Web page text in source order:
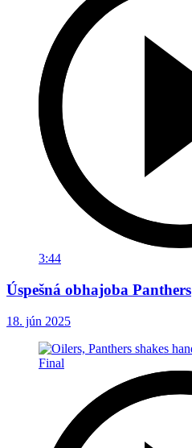
3:44
Úspešná obhajoba Panthers
18. jún 2025